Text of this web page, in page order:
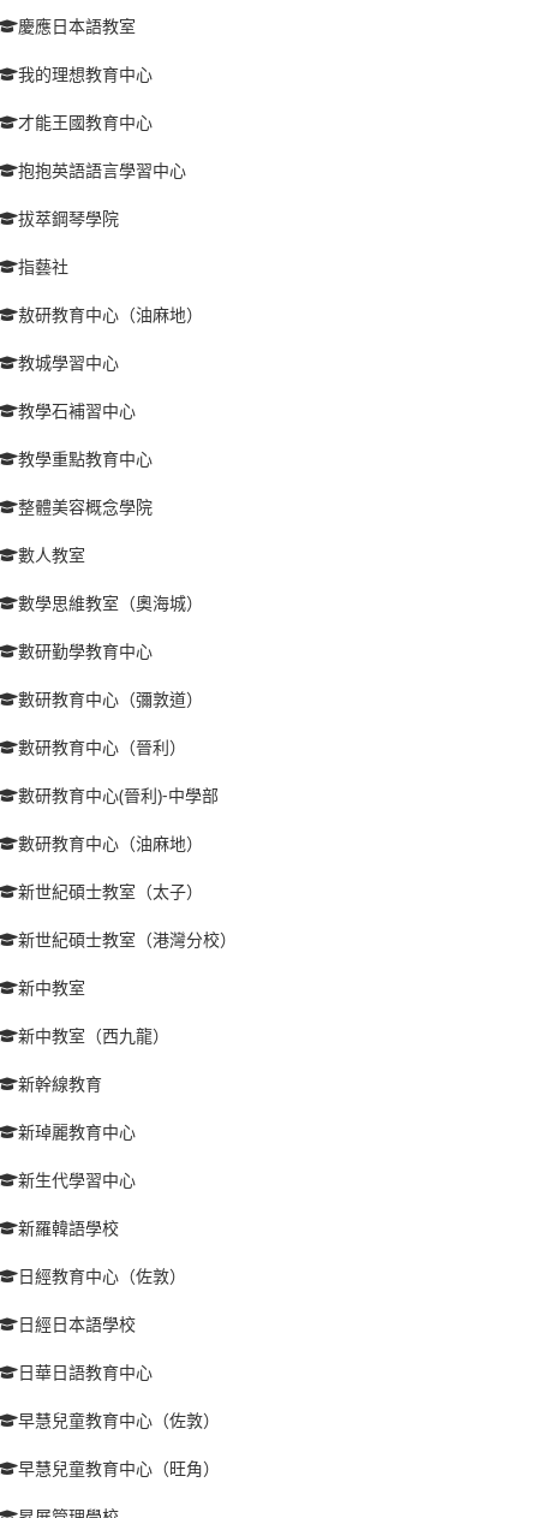
慶應日本語教室
我的理想教育中心
才能王國教育中心
抱抱英語語言學習中心
拔萃鋼琴學院
指藝社
敖研教育中心（油麻地）
教城學習中心
教學石補習中心
教學重點教育中心
整體美容概念學院
數人教室
數學思維教室（奧海城）
數研勤學教育中心
數研教育中心（彌敦道）
數研教育中心（晉利）
數研教育中心(晉利)-中學部
數研教育中心（油麻地）
新世紀碩士教室（太子）
新世紀碩士教室（港灣分校）
新中教室
新中教室（西九龍）
新幹線教育
新琸麗教育中心
新生代學習中心
新羅韓語學校
日經教育中心（佐敦）
日經日本語學校
日華日語教育中心
早慧兒童教育中心（佐敦）
早慧兒童教育中心（旺角）